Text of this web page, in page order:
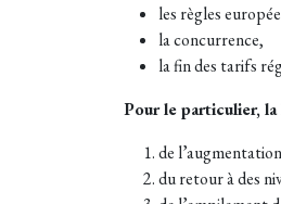
les règles
la concurrence,
la fin des tarifs
Pour le particulier,
de
du retour à des